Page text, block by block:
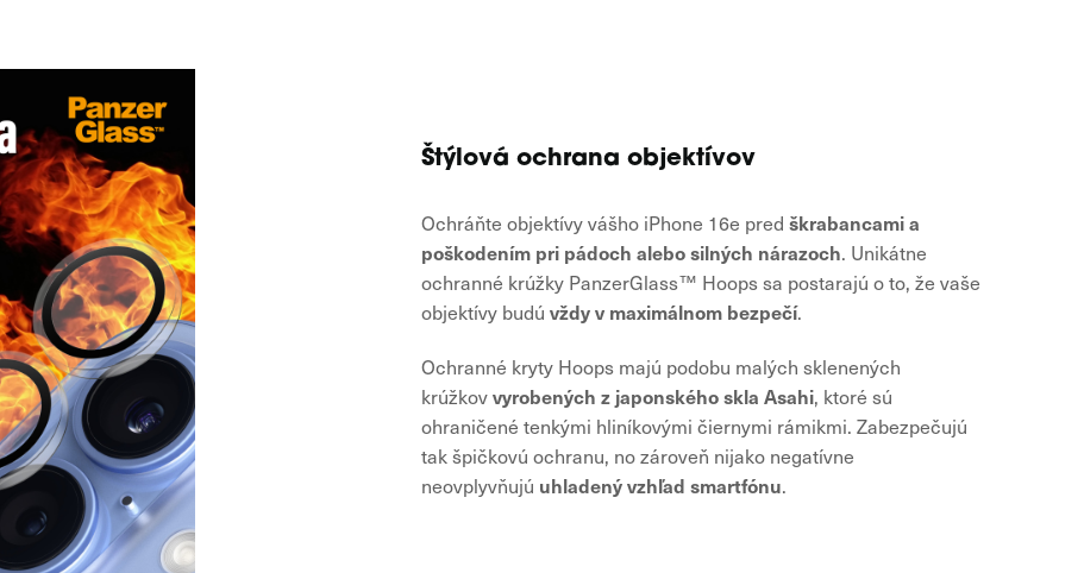
Štýlová ochrana objektívov
Ochráňte objektívy vášho iPhone 16e pred škrabancami a
poškodením pri pádoch alebo silných nárazoch. Unikátne
ochranné krúžky PanzerGlass™ Hoops sa postarajú o to, že vaše
objektívy budú vždy v maximálnom bezpečí.
Ochranné kryty Hoops majú podobu malých sklenených
krúžkovvyrobených z japonského skla Asahi, ktoré sú
ohraničené tenkými hliníkovými čiernymi rámikmi. Zabezpečujú
tak špičkovú ochranu, no zároveň nijako negatívne
neovplyvňujú uhladený vzhľad smartfónu.